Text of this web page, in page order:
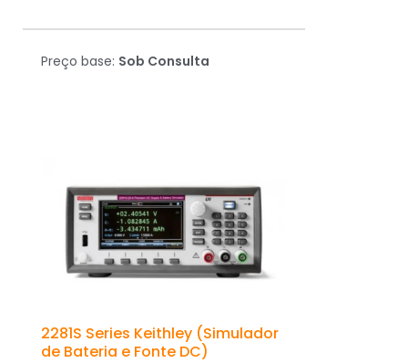
Preço base: Sob Consulta
2281S Series Keithley (Simulador
de Bateria e Fonte DC)